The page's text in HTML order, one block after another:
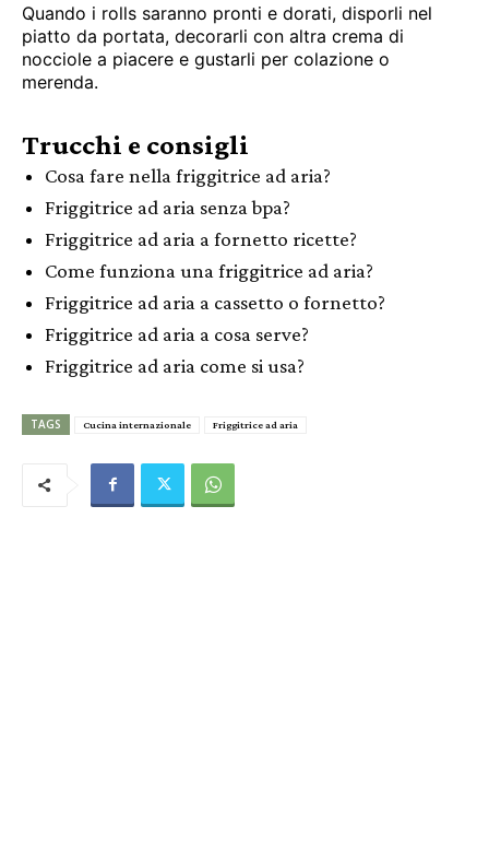
Quando i rolls saranno pronti e dorati, disporli nel
piatto da portata, decorarli con altra crema di
nocciole a piacere e gustarli per colazione o
merenda.
Trucchi e consigli
Cosa fare nella friggitrice ad aria?
Friggitrice ad aria senza bpa?
Friggitrice ad aria a fornetto ricette?
Come funziona una friggitrice ad aria?
Friggitrice ad aria a cassetto o fornetto?
Friggitrice ad aria a cosa serve?
Friggitrice ad aria come si usa?
TAGS Cucina internazionale Friggitrice ad aria